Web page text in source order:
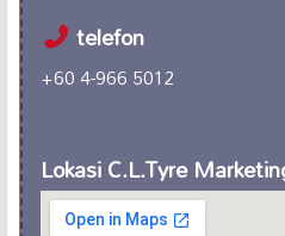
telefon
+60 4-966 5012
Lokasi C.L.Tyre